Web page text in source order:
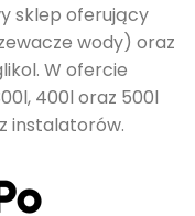
sklep oferujący
wody) oraz
W ofercie
400l oraz 500l
instalatorów.